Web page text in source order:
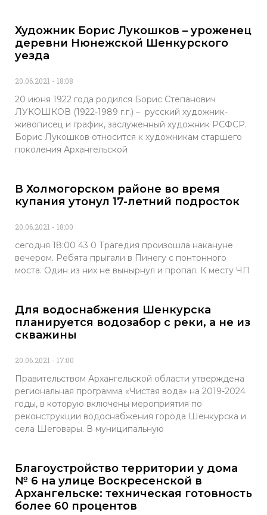
Художник Борис Лукошков – уроженец
деревни Нюнежской Шенкурского
уезда
20.06.2021 18:08
20 июня 1922 года родился Борис Степанович
ЛУКОШКОВ (1922-1989 г.г.) – русский художник-
живописец и график, заслуженный художник РСФСР.
Борис Лукошков относится к художникам старшего
поколения Архангельской
В Холмогорском районе во время
купания утонул 17-летний подросток
20.06.2021 18:00
сегодня 18:00 43 0 Трагедия произошла накануне
вечером. Ребята прыгали в Пинегу с понтонного
моста. Один из них не вынырнул и пропал. К месту ЧП
Для водоснабжения Шенкурска
планируется водозабор с реки, а не из
скважины
20.06.2021 17:00
Правительством Архангельской области утверждена
региональная программа «Чистая вода» на 2019-2024
годы, в которую включены мероприятия по
реконструкции водоснабжения города Шенкурска и
села Шеговары. В муниципальную
Благоустройство территории у дома
№ 6 на улице Воскресенской в
Архангельске: техническая готовность
более 60 процентов